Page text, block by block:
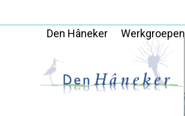
Den Hâneker Werkgroepen